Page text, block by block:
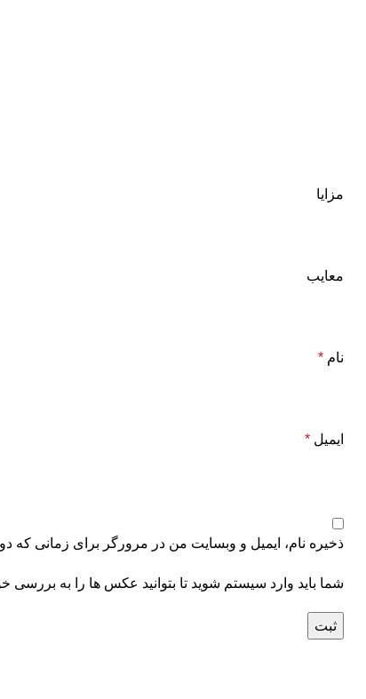
مزایا
معایب
نام *
ایمیل *
ذخیره نام، ایمیل و وبسایت من در مرورگر برای زمانی که
شما باید وارد سیستم شوید تا بتوانید عکس ها را به بررسی